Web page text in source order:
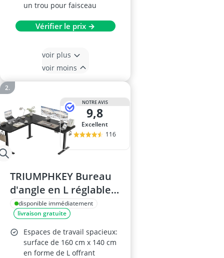
un trou pour faisceau
Vérifier le prix →
voir plus
voir moins
NOTRE AVIS
9,8
Excellent
116
TRIUMPHKEY Bureau
d'angle en L réglable
en hauteur - noir - 160
x 140 cm - moteur
unique - 3 pieds
disponible immédiatement
livraison gratuite
Espaces de travail spacieux:
surface de 160 cm x 140 cm
en forme de L offrant